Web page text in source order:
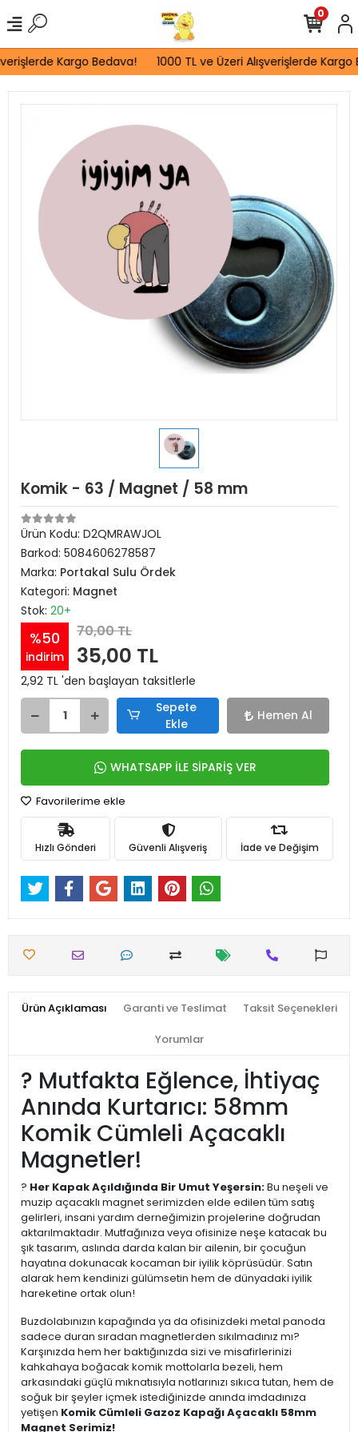
Kargo Bedava! 1000 TL ve Üzeri Alışverişlerde Kargo
0
Komik - 63 / Magnet / 58 mm
Ürün Kodu: D2QMRAWJOL
Barkod: 5084606278587
Marka: Portakal Sulu Ördek
Kategori: Magnet
Stok: 20+
%50
indirim
70,00 TL
35,00 TL
2,92 TL 'den başlayan taksitlerle
Sepete
Ekle
Hemen Al
WHATSAPP İLE SİPARİŞ VER
Favorilerime ekle
Hızlı Gönderi Güvenli Alışveriş İade ve Değişim
Ürün Açıklaması Garanti ve Teslimat Taksit Seçenekleri
Yorumlar
? Mutfakta Eğlence, İhtiyaç
Anında Kurtarıcı: 58mm
Komik Cümleli Açacaklı
Magnetler!
? Her Kapak Açıldığında Bir Umut Yeşersin:Bu neşeli ve
muzip açacaklı magnet serimizden elde edilen tüm satış
gelirleri, insani yardım derneğimizin projelerine doğrudan
aktarılmaktadır. Mutfağınıza veya ofisinize neşe katacak bu
şık tasarım, aslında darda kalan bir ailenin, bir çocuğun
hayatına dokunacak kocaman bir iyilik köprüsüdür. Satın
alarak hem kendinizi gülümsetin hem de dünyadaki iyilik
hareketine ortak olun!
Buzdolabınızın kapağında ya da ofisinizdeki metal panoda
sadece duran sıradan magnetlerden sıkılmadınız mı?
Karşınızda hem her baktığınızda sizi ve misafirlerinizi
kahkahaya boğacak komik mottolarla bezeli, hem
arkasındaki güçlü mıknatısıyla notlarınızı sıkıca tutan, hem de
soğuk bir şeyler içmek istediğinizde anında imdadınıza
yetişen Komik Cümleli Gazoz Kapağı Açacaklı 58mm
Magnet Serimiz!